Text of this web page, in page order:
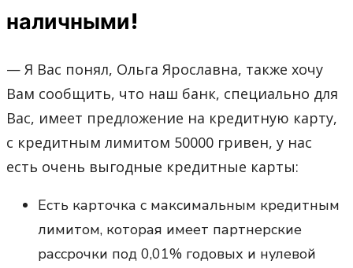
наличными!
— Я Вас понял, Ольга Ярославна, также хочу
Вам сообщить, что наш банк, специально для
Вас, имеет предложение на кредитную карту,
с кредитным лимитом 50000 гривен, у нас
есть очень выгодные кредитные карты:
Есть карточка с максимальным кредитным
лимитом, которая имеет партнерские
рассрочки под 0,01% годовых и нулевой